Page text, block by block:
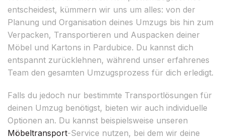
entscheidest, kümmern wir uns um alles: von der
Planung und Organisation deines Umzugs bis hin zum
Verpacken, Transportieren und Auspacken deiner
Möbel und Kartons in Pardubice. Du kannst dich
entspannt zurücklehnen, während unser erfahrenes
Team den gesamten Umzugsprozess für dich erledigt.
Falls du jedoch nur bestimmte Transportlösungen für
deinen Umzug benötigst, bieten wir auch individuelle
Optionen an. Du kannst beispielsweise unseren
Möbeltransport-Service nutzen, bei dem wir deine